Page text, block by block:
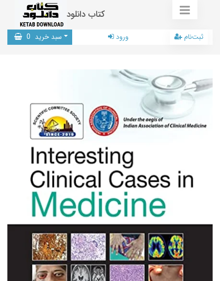
کتاب دانلود
سبد خرید 0 ورود ثبت‌نام